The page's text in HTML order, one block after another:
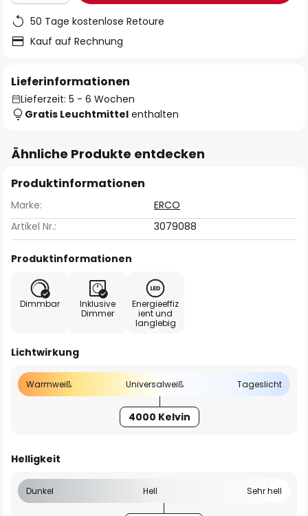
50 Tage kostenlose Retoure
Kauf auf Rechnung
Lieferinformationen
Lieferzeit: 5 - 6 Wochen
Gratis Leuchtmittel enthalten
Ähnliche Produkte entdecken
Produktinformationen
Marke:
ERCO
Artikel Nr.:
3079088
Produktinformationen
Dimmbar
Inklusive
Dimmer
Energieeffiz
ient und
langlebig
Lichtwirkung
Warmweiß Universalweiß Tageslicht
4000 Kelvin
Helligkeit
Dunkel Hell Sehr hell